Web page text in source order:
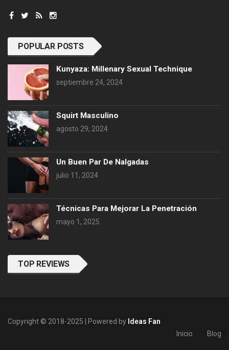
POPULAR POSTS
Kunyaza: Millenary Sexual Technique
septiembre 24, 2024
Squirt Masculino
agosto 29, 2024
Un Buen Par De Nalgadas
julio 11, 2024
Técnicas Para Mejorar La Penetración
mayo 1, 2025
TOP REVIEWS
Copyright © 2018-2025 | Powered by Ideas Fan
Inicio
Blog